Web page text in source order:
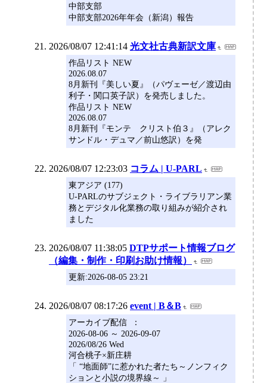
中部支部
中部支部2026年年会（新潟）報告
2026/08/07 12:41:14 光文社古典新訳文庫
作品リスト NEW
2026.08.07
8月新刊『美しい夏』（パヴェーゼ／渡辺由
利子・関口英子訳）を発売しました。
作品リスト NEW
2026.08.07
8月新刊『モンテ゠クリスト伯３』（アレク
サンドル・デュマ／前山悠訳）を発
2026/08/07 12:23:03 コラム | U-PARL
東アジア (177)
U-PARLのサブジェクト・ライブラリアン業
務とデジタル化業務の取り組みが紹介され
ました
2026/08/07 11:38:05 DTPサポート情報ブログ
（編集・制作・印刷お助け情報）
更新:2026-08-05 23:21
2026/08/07 08:17:26 event | B＆B
アーカイブ配信 ：
2026-08-06 ～ 2026-09-07
2026/08/26 Wed
河合桃子×新庄耕
「 “地面師”に惹かれた者たち～ノンフィク
ションと小説の境界線～ 」